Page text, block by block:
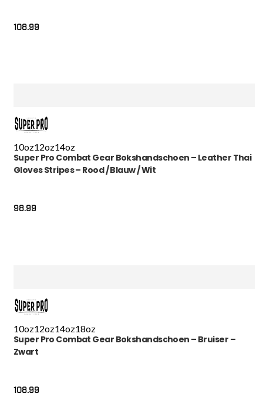
108.99
10oz12oz14oz
Super Pro Combat Gear Bokshandschoen – Leather Thai
Gloves Stripes – Rood / Blauw / Wit
98.99
10oz12oz14oz18oz
Super Pro Combat Gear Bokshandschoen – Bruiser –
Zwart
108.99